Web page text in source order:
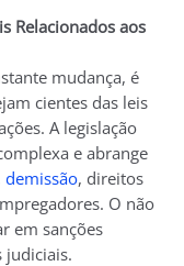
Relacionados aos
mudança, é
cientes das leis
A legislação
e abrange
demissão, direitos
O não
em sanções
judiciais.